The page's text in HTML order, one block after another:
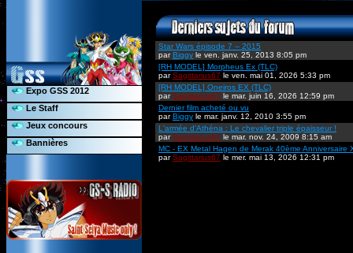
Expo GSS 2012
Le Staff
Jeux concours
Bannières
Star Wars épisode 7 -- 2015
parBiggy le ven. janv. 25, 2013 8:05 pm
[RH MODEL] Morpheus Ex (TLC)
parSagittarius67 le ven. mai 01, 2026 5:33 pm
[RH MODEL] Oneiros EX (TLC)
parSagittarius67 le mar. juin 16, 2026 12:59 pm
Dernier film acheté ou vu
parBiggy le mar. janv. 12, 2010 3:55 pm
L'armée d'Athéna : Le chevalier triple épaisseur !
parSagittarius67 le mar. nov. 24, 2009 8:15 am
MC - EX Metal Hagen de Merak 40ème Anniversaire
parSagittarius67 le mer. mai 13, 2026 12:31 pm